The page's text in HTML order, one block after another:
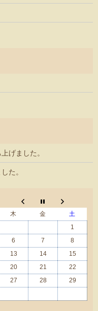
げました。
た。
木 金
土
1
6 7
8
13 14
15
20 21
22
27 28
29